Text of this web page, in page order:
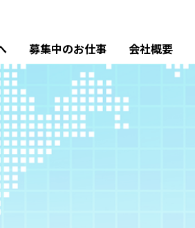
募集中のお仕事 会社概要